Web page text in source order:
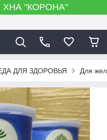
ХНА "КОРОНА"
ДЛЯ ЗДОРОВЬЯ Для